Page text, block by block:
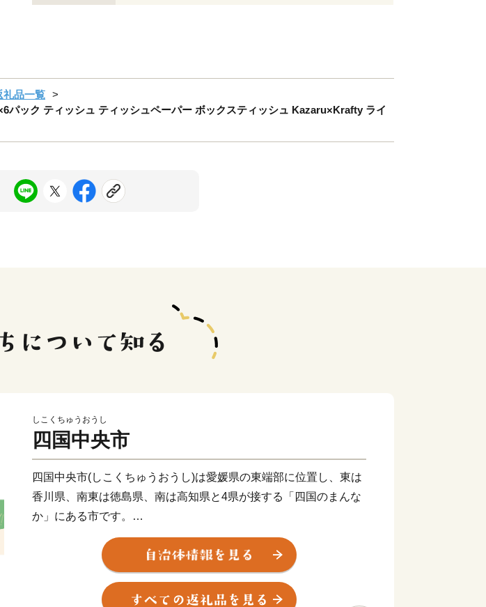
礼品一覧
パック ティッシュ ティッシュペーパー ボックスティッシュ Kazaru×Krafty ライ
しこくちゅうおうし
四国中央市
四国中央市(しこくちゅうおうし)は愛媛県の東端部に位置し、東は
香川県、南東は徳島県、南は高知県と4県が接する「四国のまんな
か」にある市です。
県都松山市と高松市へは約80 km、高知市までは約60 km、徳島市
までは約100 km、大阪市へ約300 km、東京都まで約800 kmの距離